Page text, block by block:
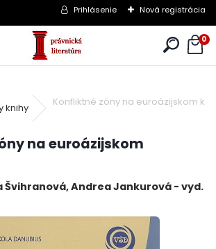
Prihlásenie Nová registrácia
0
knihy
Konfliktné zóny na euroázijskom
na euroázijskom
Švihranová, Andrea Jankurová - vyd.